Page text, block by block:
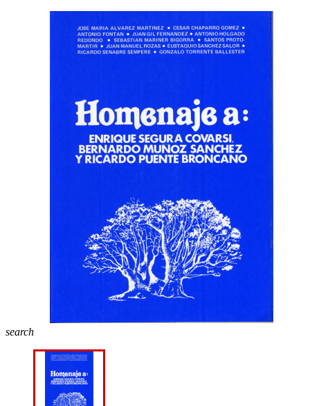
search